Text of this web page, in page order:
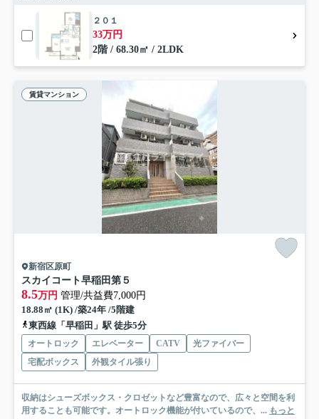
２０１
33万円
2階 / 68.30㎡ / 2LDK
賃貸マンション
新宿区原町
スカイコート早稲田第５
8.5万円 管理/共益費7,000円
18.88㎡ (1K) /築24年 /5階建
東西線「早稲田」駅 徒歩5分
オートロック エレベーター CATV
光ファイバー
宅配ボックス
外観タイル張り
収納はシューズボックス・クロゼットなど豊富なので、広々と空間を利
用することも可能です。オートロック機能が付いているので、... もっと